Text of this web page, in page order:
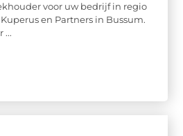
voor uw bedrijf in regio
en Partners in Bussum.
...